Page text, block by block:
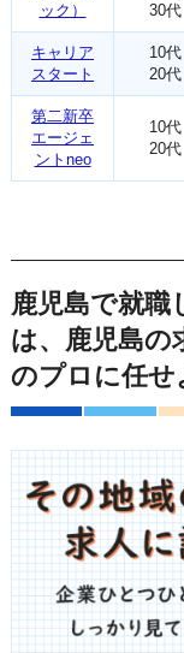
ック）
30代
キャリア
スタート
10代
20代
第二新卒
エージェ
ントneo
10代
20代
鹿児島で就職
は、鹿児島の
のプロに任せ